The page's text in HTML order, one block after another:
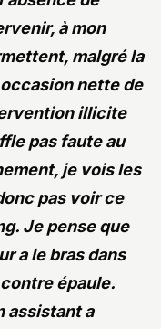
à mon
malgré la
nette de
illicite
pas faute au
je vois les
pas voir ce
Je pense que
a le bras dans
épaule.
assistant a